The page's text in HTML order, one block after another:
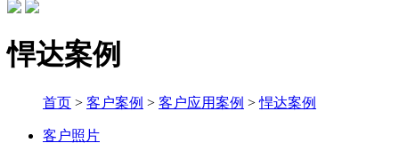
悍达案例
首页 > 客户案例 > 客户应用案例 >悍达案例
客户照片